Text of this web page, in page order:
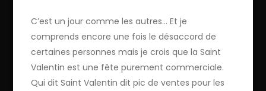
C’est un jour comme les autres… Et je
comprends encore une fois le désaccord de
certaines personnes mais je crois que la Saint
Valentin est une fête purement commerciale.
Qui dit Saint Valentin dit pic de ventes pour les